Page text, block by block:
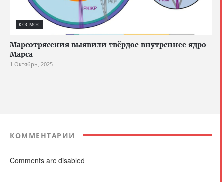
КОСМОС
Марсотрясения выявили твёрдое внутреннее ядро
Марса
1 Октябрь, 2025
КОММЕНТАРИИ
Comments are disabled